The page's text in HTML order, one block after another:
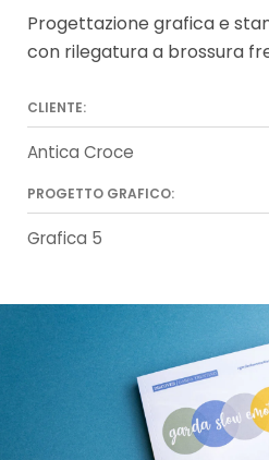
Progettazione grafica e
con rilegatura a brossura
CLIENTE:
Antica Croce
PROGETTO GRAFICO:
Grafica 5